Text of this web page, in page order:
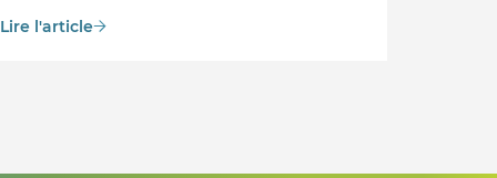
Lire l'article